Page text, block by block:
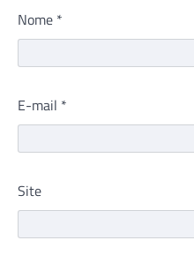
Nome *
E-mail *
Site